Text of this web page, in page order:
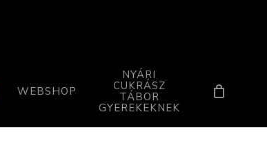
WEBSHOP
NYÁRI
CUKRÁSZ
TÁBOR
GYEREKEKNEK